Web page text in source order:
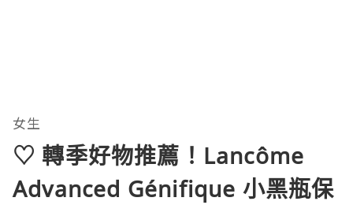
女生
♡ 轉季好物推薦！Lancôme
Advanced Génifique 小黑瓶保